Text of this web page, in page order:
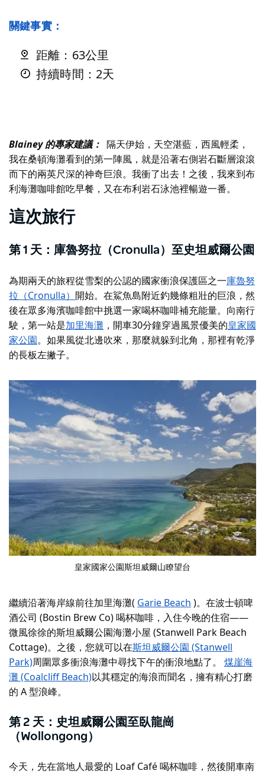
關鍵事實：
距離：63公里
持續時間：2天
Blainey 的專家建議： 隔天伊始，天空湛藍，西風輕柔，
我在桑頓海灘看到的第一陣風，就是沿著右側岩石斷層滾滾
而下的兩英尺深的神奇巨浪。我衝了出去！之後，我來到布
利海灘咖啡館吃早餐，又在布利岩石泳池裡暢遊一番。
這次旅行
第 1 天：庫魯努拉（Cronulla）至史坦威爾公園
為期兩天的旅程從雪梨的公認的國家衝浪保護區之一庫魯努
拉（Cronulla） 開始。在鯊魚島附近釣幾條粗壯的巨浪，然
後在眾多海濱咖啡館中挑選一家喝杯咖啡補充能量。向南行
駛，第一站是加里海灘 ，開車30分鐘穿過風景優美的皇家國
家公園。如果風從北邊吹來，那麼就躲到北角，那裡有乾淨
的長板左撇子。
皇家國家公園斯坦威爾山瞭望台
繼續沿著海岸線前往加里海灘( Garie Beach )。在波士頓啤
酒公司 (Bostin Brew Co) 喝杯咖啡，入住今晚的住宿——
微風徐徐的斯坦威爾公園海灘小屋 (Stanwell Park Beach
Cottage)。之後，您就可以在斯坦威爾公園 (Stanwell
Park)周圍眾多衝浪海灘中尋找下午的衝浪地點了。 煤崖海
灘 (Coalcliff Beach)以其穩定的海浪而聞名，擁有精心打磨
的 A 型浪峰。
第 2 天：史坦威爾公園至臥龍崗
（Wollongong）
今天，先在當地人最愛的 Loaf Café 喝杯咖啡，然後開車南